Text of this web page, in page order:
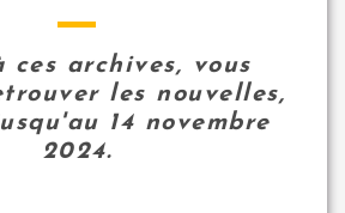
ces archives, vous
les nouvelles,
14 novembre
2024.